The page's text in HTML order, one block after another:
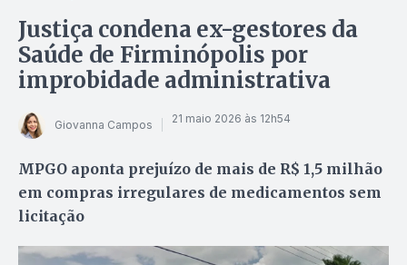
Justiça condena ex-gestores da
Saúde de Firminópolis por
improbidade administrativa
Giovanna Campos 21 maio 2026 às 12h54
MPGO aponta prejuízo de mais de R$ 1,5 milhão
em compras irregulares de medicamentos sem
licitação